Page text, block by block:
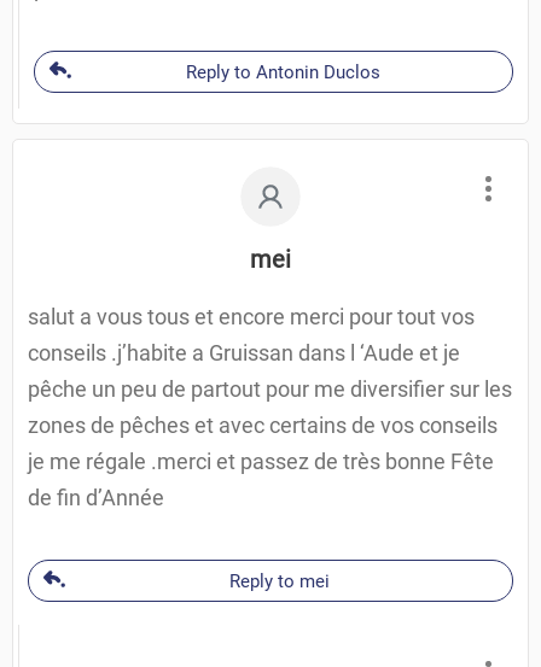
Reply to Antonin Duclos
mei
salut a vous tous et encore merci pour tout vos
conseils .j’habite a Gruissan dans l ‘Aude et je
pêche un peu de partout pour me diversifier sur les
zones de pêches et avec certains de vos conseils
je me régale .merci et passez de très bonne Fête
de fin d’Année
Reply to mei